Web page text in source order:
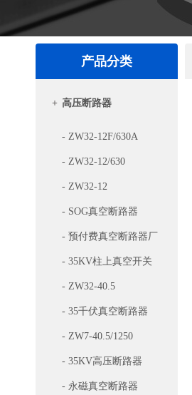
产品分类
+ 高压断路器
- ZW32-12F/630A
- ZW32-12/630
- ZW32-12
- SOG真空断路器
- 预付费真空断路器厂
- 35KV柱上真空开关
- ZW32-40.5
- 35千伏真空断路器
- ZW7-40.5/1250
- 35KV高压断路器
- 永磁真空断路器